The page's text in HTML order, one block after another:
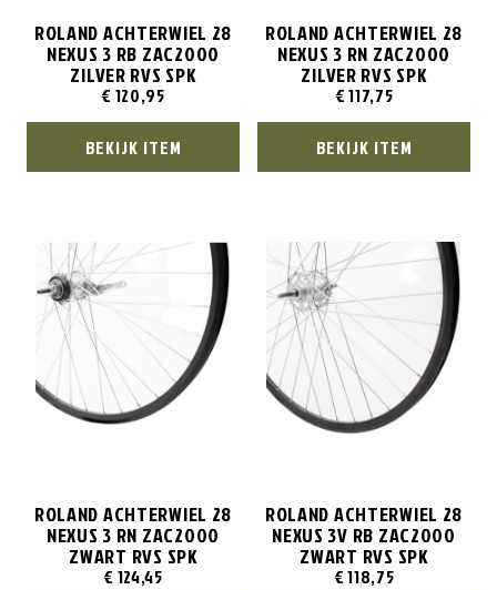
ROLAND ACHTERWIEL 28
NEXUS 3 RB ZAC2000
ZILVER RVS SPK
€ 120,95
BEKIJK ITEM
ROLAND ACHTERWIEL 28
NEXUS 3 RN ZAC2000
ZILVER RVS SPK
€117,75
BEKIJK ITEM
ROLAND ACHTERWIEL 28
NEXUS 3 RN ZAC2000
ZWART RVS SPK
€ 124,45
ROLAND ACHTERWIEL 28
NEXUS 3V RB ZAC2000
ZWART RVS SPK
€118,75